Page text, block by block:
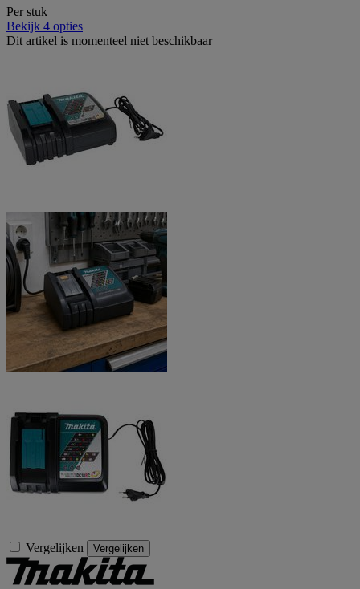
Per stuk
Bekijk 4 opties
Dit artikel is momenteel niet beschikbaar
Vergelijken Vergelijken